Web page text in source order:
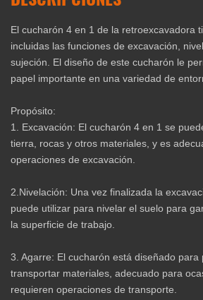
El cucharón 4 en 1 de la retroexcavadora
incluidas las funciones de excavación,
sujeción. El diseño de este cucharón le
papel importante en una variedad de
Propósito:
‌1. Excavación‌: El cucharón 4 en 1 se
tierra, rocas y otros materiales, y es
operaciones de excavación.
2.Nivelación: Una vez finalizada la
puede utilizar para nivelar el suelo para
la superficie de trabajo.
‌3. Agarre: El cucharón está diseñado para
transportar materiales, adecuado para
requieren operaciones de transporte.